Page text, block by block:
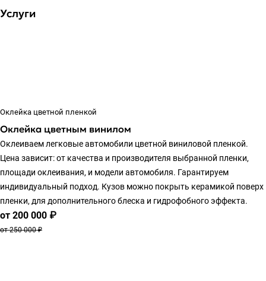
Услуги
Оклейка цветной пленкой
Оклейка цветным винилом
Оклеиваем легковые автомобили цветной виниловой пленкой.
Цена зависит: от качества и производителя выбранной пленки,
площади оклеивания, и модели автомобиля. Гарантируем
индивидуальный подход. Кузов можно покрыть керамикой поверх
пленки, для дополнительного блеска и гидрофобного эффекта.
от 200 000 ₽
от 250 000 ₽